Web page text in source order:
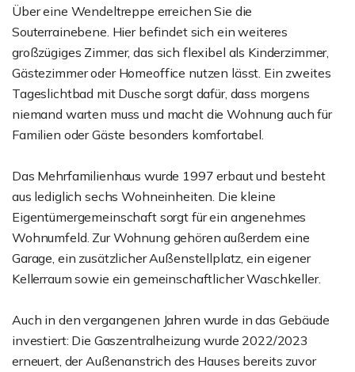
Über eine Wendeltreppe erreichen Sie die
Souterrainebene. Hier befindet sich ein weiteres
großzügiges Zimmer, das sich flexibel als Kinderzimmer,
Gästezimmer oder Homeoffice nutzen lässt. Ein zweites
Tageslichtbad mit Dusche sorgt dafür, dass morgens
niemand warten muss und macht die Wohnung auch für
Familien oder Gäste besonders komfortabel.
Das Mehrfamilienhaus wurde 1997 erbaut und besteht
aus lediglich sechs Wohneinheiten. Die kleine
Eigentümergemeinschaft sorgt für ein angenehmes
Wohnumfeld. Zur Wohnung gehören außerdem eine
Garage, ein zusätzlicher Außenstellplatz, ein eigener
Kellerraum sowie ein gemeinschaftlicher Waschkeller.
Auch in den vergangenen Jahren wurde in das Gebäude
investiert: Die Gaszentralheizung wurde 2022/2023
erneuert, der Außenanstrich des Hauses bereits zuvor